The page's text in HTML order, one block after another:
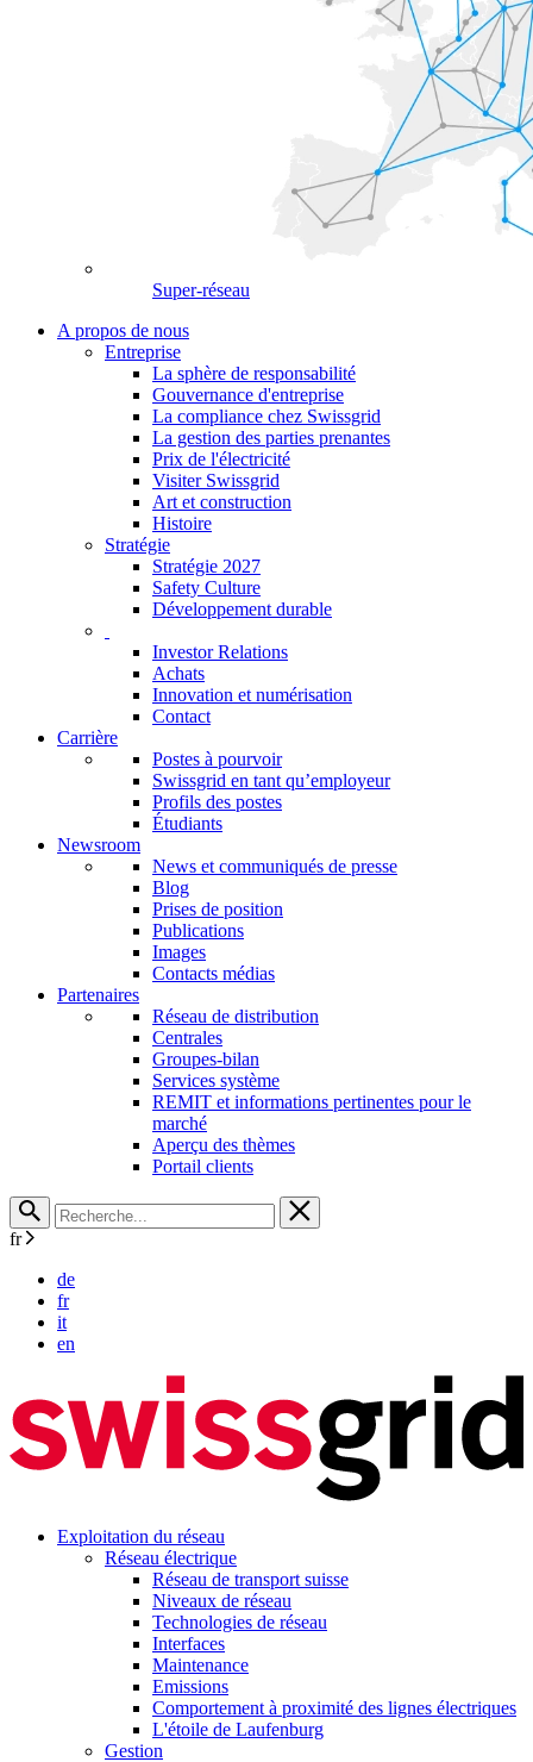
Super-réseau
A propos de nous
Entreprise
La sphère de responsabilité
Gouvernance d'entreprise
La compliance chez Swissgrid
La gestion des parties prenantes
Prix de l'électricité
Visiter Swissgrid
Art et construction
Histoire
Stratégie
Stratégie 2027
Safety Culture
Développement durable
Investor Relations
Achats
Innovation et numérisation
Contact
Carrière
Postes à pourvoir
Swissgrid en tant qu’employeur
Profils des postes
Étudiants
Newsroom
News et communiqués de presse
Blog
Prises de position
Publications
Images
Contacts médias
Partenaires
Réseau de distribution
Centrales
Groupes-bilan
Services système
REMIT et informations pertinentes pour le
marché
Aperçu des thèmes
Portail clients
fr
de
fr
it
en
Exploitation du réseau
Réseau électrique
Réseau de transport suisse
Niveaux de réseau
Technologies de réseau
Interfaces
Maintenance
Emissions
Comportement à proximité des lignes électriques
L'étoile de Laufenburg
Gestion